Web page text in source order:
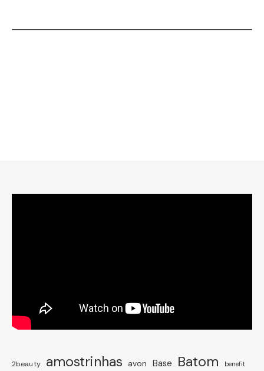
2beauty amostrinhas avon Base Batom benefit